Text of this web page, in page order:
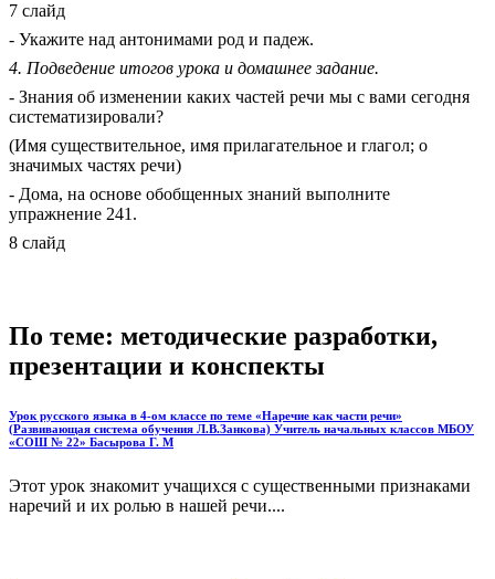
7 слайд
- Укажите над антонимами род и падеж.
4. Подведение итогов урока и домашнее задание.
- Знания об изменении каких частей речи мы с вами сегодня
систематизировали?
(Имя существительное, имя прилагательное и глагол; о
значимых частях речи)
- Дома, на основе обобщенных знаний выполните
упражнение 241.
8 слайд
По теме: методические разработки,
презентации и конспекты
Урок русского языка в 4-ом классе по теме «Наречие как части речи»
(Развивающая система обучения Л.В.Занкова) Учитель начальных классов МБОУ
«СОШ № 22» Басырова Г. М
Этот урок знакомит учащихся с существенными признаками
наречий и их ролью в нашей речи....